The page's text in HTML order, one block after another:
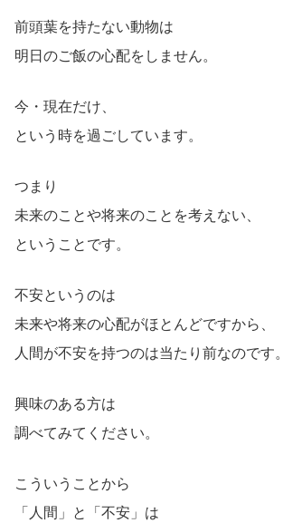
前頭葉を持たない動物は
明日のご飯の心配をしません。
今・現在だけ、
という時を過ごしています。
つまり
未来のことや将来のことを考えない、
ということです。
不安というのは
未来や将来の心配がほとんどですから、
人間が不安を持つのは当たり前なのです。
興味のある方は
調べてみてください。
こういうことから
「人間」と「不安」は